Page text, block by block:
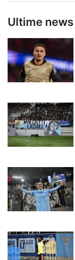
Ultime news